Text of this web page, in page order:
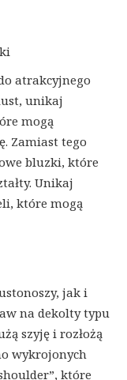
atrakcyjnego
unikaj
mogą
Zamiast tego
bluzki, które
Unikaj
które mogą
jak i
na dekolty typu
szyję i rozłożą
wykrojonych
które